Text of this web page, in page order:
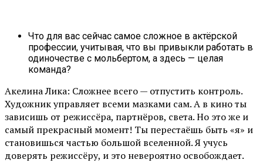
Что для вас сейчас самое сложное в актёрской
профессии, учитывая, что вы привыкли работать в
одиночестве с мольбертом, а здесь — целая
команда?
Акелина Лика: Сложнее всего — отпустить контроль.
Художник управляет всеми мазками сам. А в кино ты
зависишь от режиссёра, партнёров, света. Но это же и
самый прекрасный момент! Ты перестаёшь быть «я» и
становишься частью большой вселенной. Я учусь
доверять режиссёру, и это невероятно освобождает.